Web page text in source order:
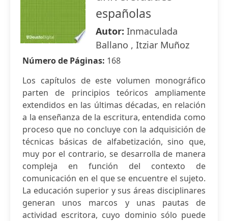
españolas
Autor: Inmaculada
Ballano , Itziar Muñoz
Número de Páginas: 168
Los capítulos de este volumen monográfico
parten de principios teóricos ampliamente
extendidos en las últimas décadas, en relación
a la enseñanza de la escritura, entendida como
proceso que no concluye con la adquisición de
técnicas básicas de alfabetización, sino que,
muy por el contrario, se desarrolla de manera
compleja en función del contexto de
comunicación en el que se encuentre el sujeto.
La educación superior y sus áreas disciplinares
generan unos marcos y unas pautas de
actividad escritora, cuyo dominio sólo puede